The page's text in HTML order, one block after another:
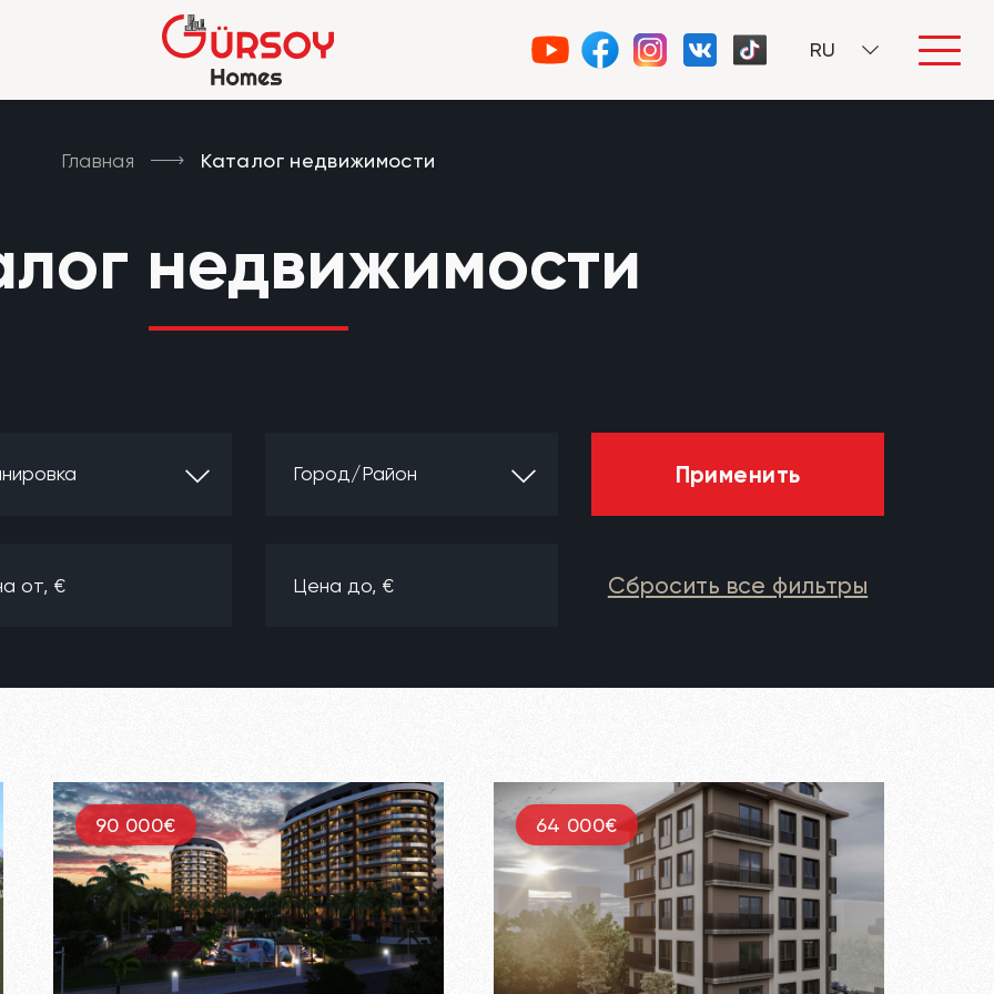
RU
Главная Каталог недвижимости
недвижимости
Город/Район Применить
Сбросить все фильтры
90 000€ 64 000€